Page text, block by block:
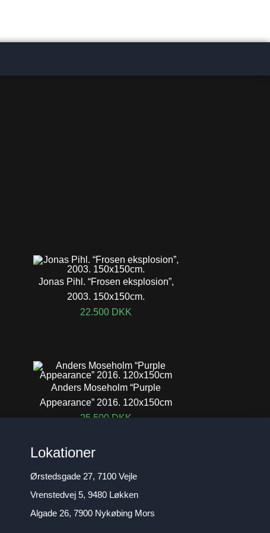
Jonas Pihl. “Frosen eksplosion”,
2003. 150x150cm.
22.500 DKK
Anders Moseholm “Purple
Appearance” 2016. 120x150cm
25.500DKK
Lokationer
Ørstedsgade 27, 7100 Vejle
Vrenstedvej 5, 9480 Løkken
Algade 26, 7900 Nykøbing Mors